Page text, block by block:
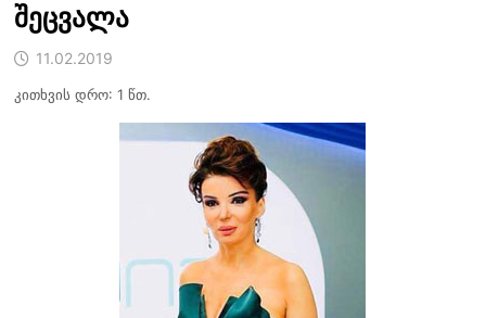
შეცვალა
11.02.2019
კითხვის დრო: 1 წთ.